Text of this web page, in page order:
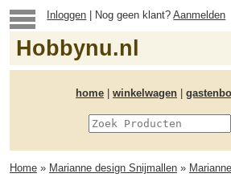
Inloggen | Nog geen klant?Aanmelden
Hobbynu.nl
home winkelwagen
Home » Marianne design Snijmallen »